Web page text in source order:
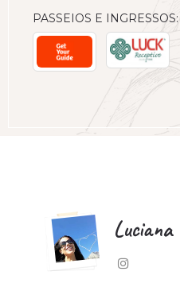
PASSEIOS E INGRESSOS: